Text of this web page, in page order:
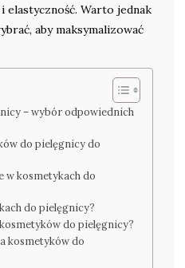
elastyczność. Warto jednak
aby maksymalizować
– wybór odpowiednich
do pielęgnicy do
w kosmetykach do
do pielęgnicy?
do pielęgnicy?
kosmetyków do